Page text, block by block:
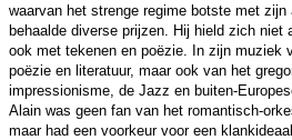
waarvan het strenge regime botste met
behaalde diverse prijzen. Hij hield zich
ook met tekenen en poëzie. In zijn muziek
poëzie en literatuur, maar ook van het
impressionisme, de Jazz en buiten-
Alain was geen fan van het romantisch-
maar had een voorkeur voor een